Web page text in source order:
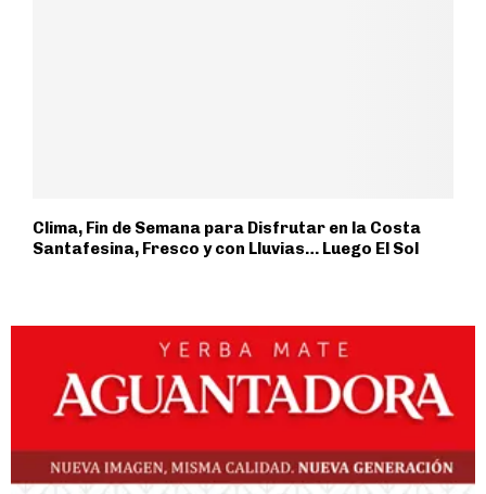
Clima, Fin de Semana para Disfrutar en la Costa
Santafesina, Fresco y con Lluvias… Luego El Sol